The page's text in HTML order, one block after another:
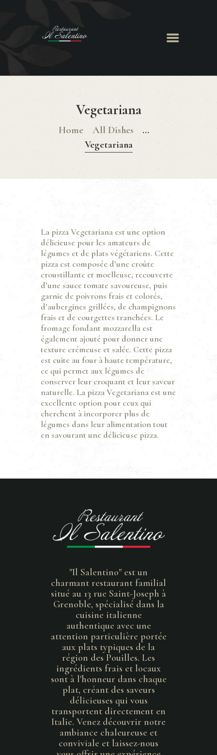
Vegetariana
Home All Dishes
...
Vegetariana
ACCUEIL
CHEF GIANCARLO
RÉSERVATION
La pizza Vegetariana est une option
délicieuse pour les amateurs de
légumes et de plats végétariens. Cette
pizza est composée d’une croûte
croustillante et moelleuse, recouverte
d’une sauce tomate savoureuse, puis
garnie de poivrons frais et colorés,
d’aubergines grillées, de champignons
frais et de courgettes tranchées. Le
fromage fondant mozzarella est
également ajouté pour donner une
texture crémeuse et salée. Cette pizza
est cuite au four à haute température,
ce qui permet aux légumes de
conserver leur croquant et leur saveur
naturelle. La pizza Vegetariana est une
excellente option pour ceux qui
cherchent à incorporer plus de
légumes dans leur alimentation tout
en savourant une délicieuse pizza.
"Il Salentino" est un
charmant restaurant familial
situé au 13 rue Saint-Joseph à
Grenoble, spécialisé dans la
cuisine italienne
authentique avec une
attention particulière portée
aux plats typiques de la
région des Pouilles. Les
ingrédients frais et locaux
sont à l'honneur dans chaque
plat, créant des saveurs
délicieuses qui vous
transportent directement en
Italie. Venez découvrir notre
ambiance chaleureuse et
conviviale et laissez-nous